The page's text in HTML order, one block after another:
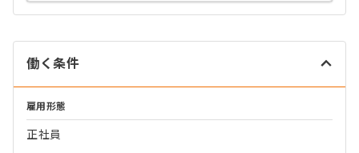
働く条件
雇用形態
正社員